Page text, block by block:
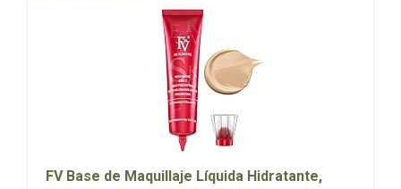
FV Base de Maquillaje Líquida Hidratante,